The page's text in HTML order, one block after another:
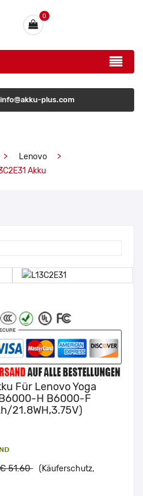
0
plus.com
Lenovo
Akku
Für Lenovo Yoga
H B6000-F
21.8WH,3.75V)
€ 51.60 (Käuferschutz,